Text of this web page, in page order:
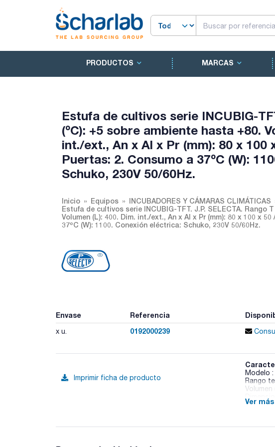
PRODUCTOS MARCAS
Estufa de cultivos serie INCUBIG-
(ºC): +5 sobre ambiente hasta +80.
int./ext., An x Al x Pr (mm): 80 x 100
Puertas: 2. Consumo a 37ºC (W):
Schuko, 230V 50/60Hz.
Inicio Equipos INCUBADORES Y CÁMARAS CLIMÁTICAS
Estufa de cultivos serie INCUBIG-TFT. J.P. SELECTA. Rango
Volumen (L): 400. Dim. int./ext., An x Al x Pr (mm): 80 x 100 x
37ºC (W): 1100. Conexión eléctrica: Schuko, 230V 50/60Hz.
Envase Referencia
x u. 0192000239
Imprimir ficha de producto
Modelo
Rango
Volumen
Peso
Pack (u.)
Ver más